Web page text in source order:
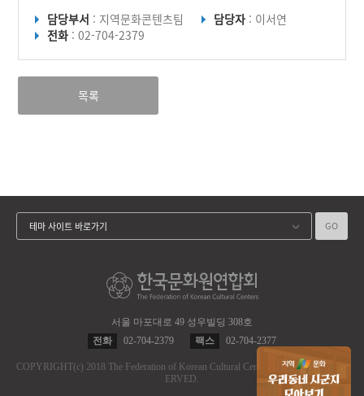
담당부서 : 지역문화콘텐츠팀 담당자 : 이서연
전화 : 02-704-2379
목록
서울 마포대로 49 성우빌딩 308호
전화
02-704-2379 팩스 02-704-2377
COPYRIGHT(c) 2018 The Federation of Korean Cultural Centers.
ALL RIGHT RES
ERVED.
테마 사이트 바로가기 GO